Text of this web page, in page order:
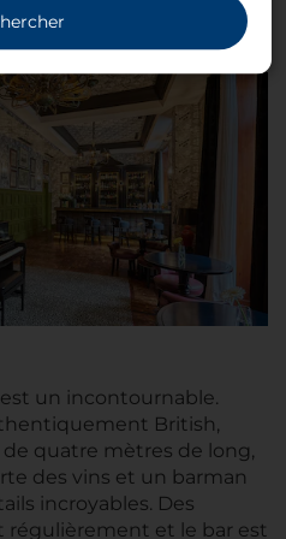
un incontournable.
British,
quatre mètres de long,
des vins et un barman
incroyables. Des
régulièrement et le bar est